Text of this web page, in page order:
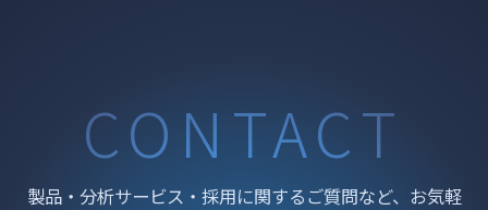
CONTACT
製品・分析サービス・採用に関するご質問など、お気軽